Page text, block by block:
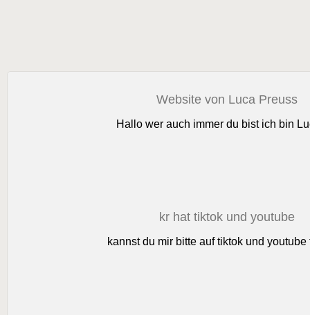
Website von Luca Preuss
Hallo wer auch immer du bist ich bin
kr hat tiktok und youtube
kannst du mir bitte auf tiktok und youtube